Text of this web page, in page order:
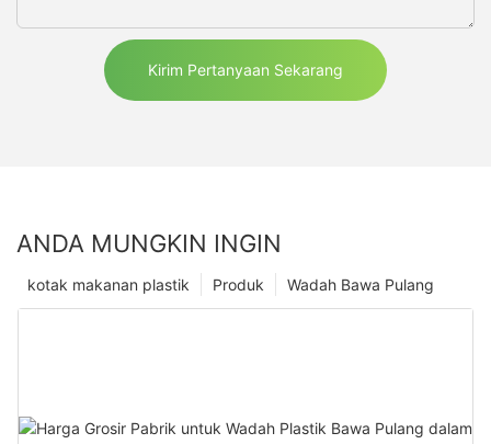
Kirim Pertanyaan Sekarang
ANDA MUNGKIN INGIN
Wadah Bawa Pulang
Produk
kotak makanan plastik